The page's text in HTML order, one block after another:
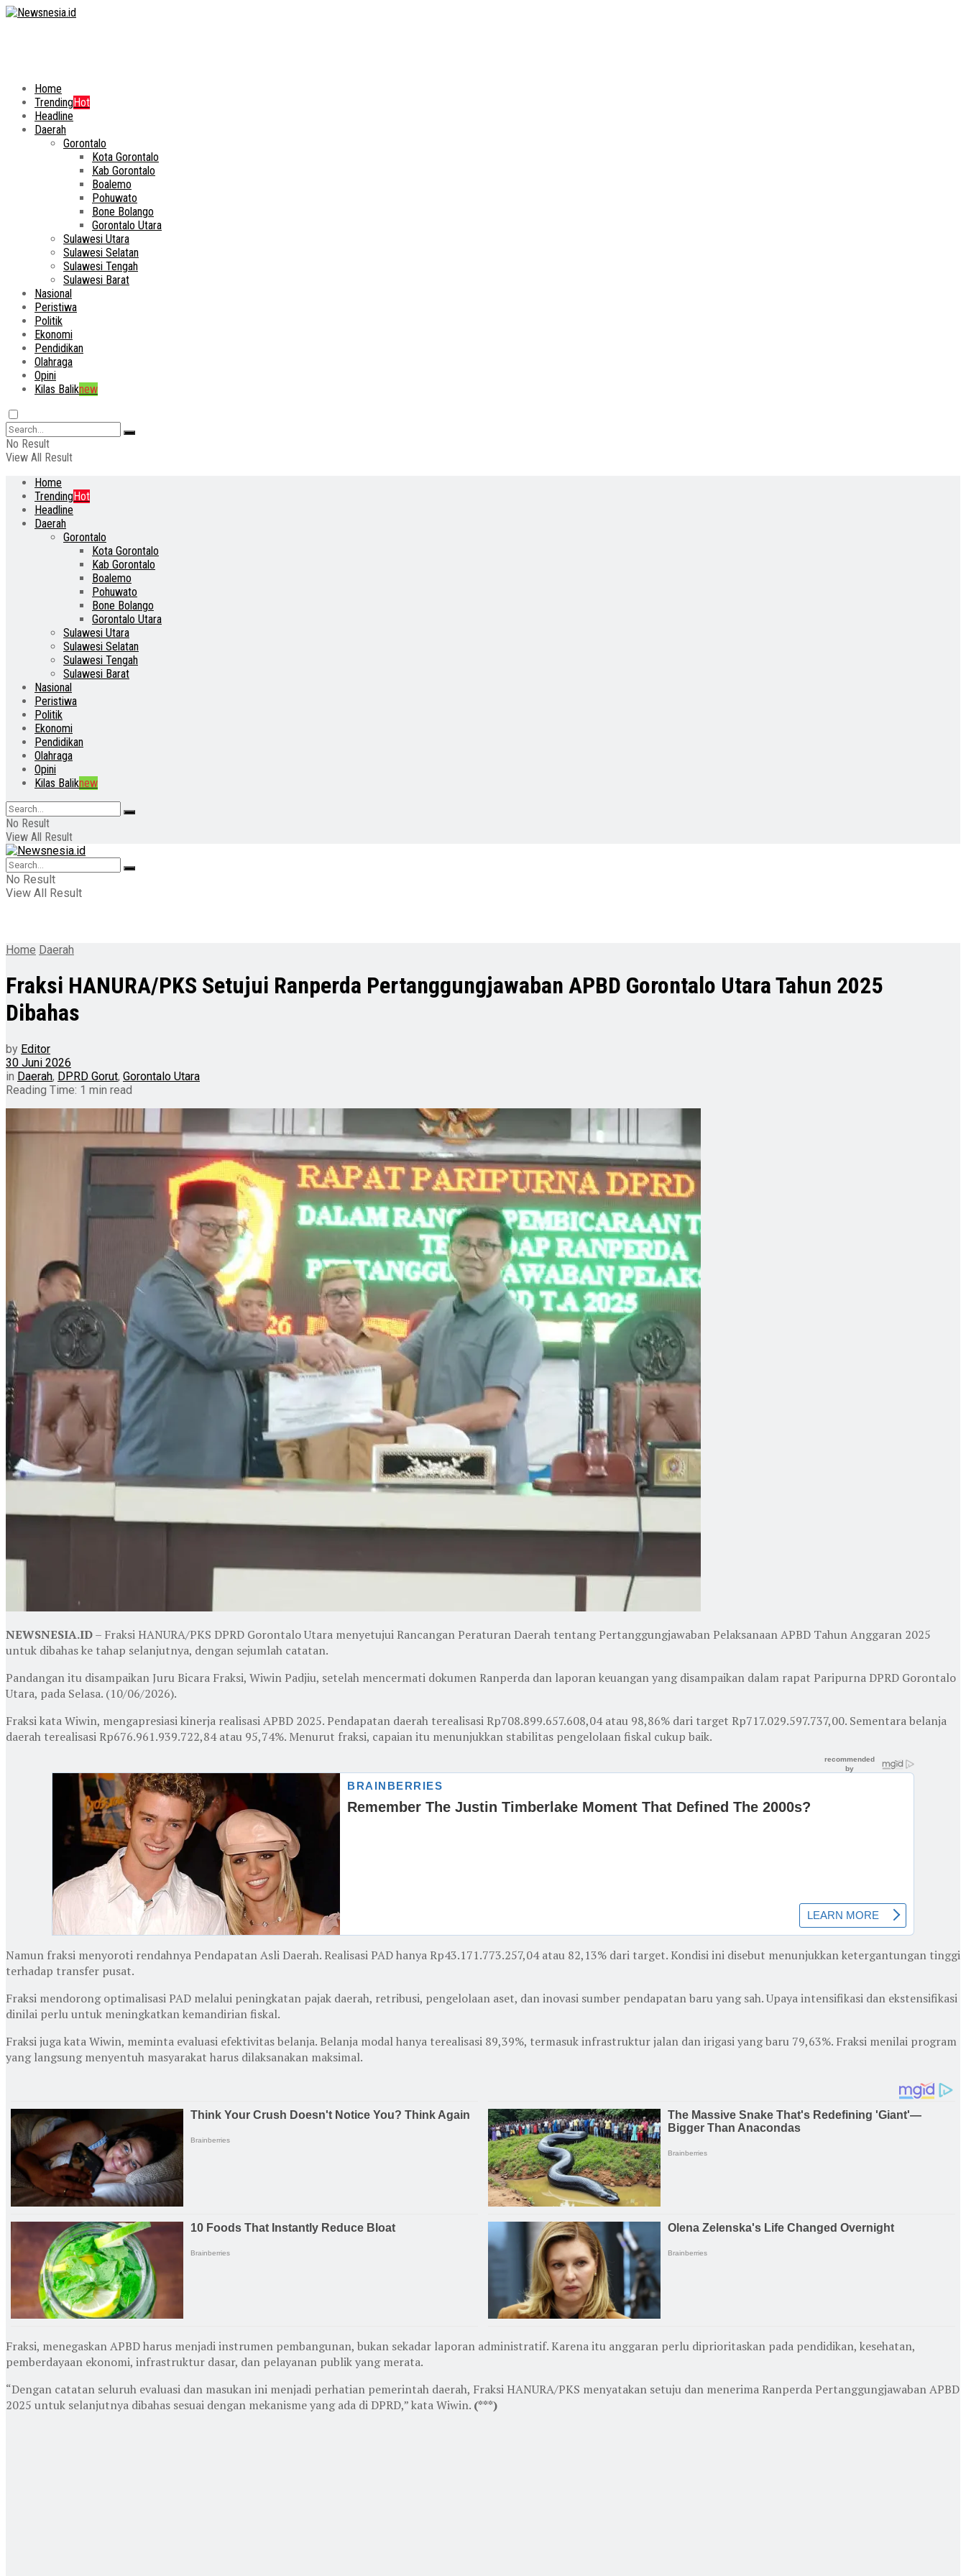
Home
TrendingHot
Headline
Daerah
Gorontalo
Kota Gorontalo
Kab Gorontalo
Boalemo
Pohuwato
Bone Bolango
Gorontalo Utara
Sulawesi Utara
Sulawesi Selatan
Sulawesi Tengah
Sulawesi Barat
Nasional
Peristiwa
Politik
Ekonomi
Pendidikan
Olahraga
Opini
Kilas Baliknew
No Result
View All Result
Home
TrendingHot
Headline
Daerah
Gorontalo
Kota Gorontalo
Kab Gorontalo
Boalemo
Pohuwato
Bone Bolango
Gorontalo Utara
Sulawesi Utara
Sulawesi Selatan
Sulawesi Tengah
Sulawesi Barat
Nasional
Peristiwa
Politik
Ekonomi
Pendidikan
Olahraga
Opini
Kilas Baliknew
No Result
View All Result
No Result
View All Result
Home Daerah
Fraksi HANURA/PKS Setujui Ranperda Pertanggungjawaban APBD Gorontalo Utara Tahun 2025
Dibahas
by Editor
30 Juni 2026
in Daerah, DPRD Gorut, Gorontalo Utara
Reading Time: 1 min read
NEWSNESIA.ID– Fraksi HANURA/PKS DPRD Gorontalo Utara menyetujui Rancangan Peraturan Daerah tentang Pertanggungjawaban Pelaksanaan APBD Tahun Anggaran 2025
untuk dibahas ke tahap selanjutnya, dengan sejumlah catatan.
Pandangan itu disampaikan Juru Bicara Fraksi, Wiwin Padjiu, setelah mencermati dokumen Ranperda dan laporan keuangan yang disampaikan dalam rapat Paripurna DPRD Gorontalo
Utara, pada Selasa. (10/06/2026).
Fraksi kata Wiwin, mengapresiasi kinerja realisasi APBD 2025. Pendapatan daerah terealisasi Rp708.899.657.608,04 atau 98,86% dari target Rp717.029.597.737,00. Sementara belanja
daerah terealisasi Rp676.961.939.722,84 atau 95,74%. Menurut fraksi, capaian itu menunjukkan stabilitas pengelolaan fiskal cukup baik.
Namun fraksi menyoroti rendahnya Pendapatan Asli Daerah. Realisasi PAD hanya Rp43.171.773.257,04 atau 82,13% dari target. Kondisi ini disebut menunjukkan ketergantungan tinggi
terhadap transfer pusat.
Fraksi mendorong optimalisasi PAD melalui peningkatan pajak daerah, retribusi, pengelolaan aset, dan inovasi sumber pendapatan baru yang sah. Upaya intensifikasi dan ekstensifikasi
dinilai perlu untuk meningkatkan kemandirian fiskal.
Fraksi juga kata Wiwin, meminta evaluasi efektivitas belanja. Belanja modal hanya terealisasi 89,39%, termasuk infrastruktur jalan dan irigasi yang baru 79,63%. Fraksi menilai program
yang langsung menyentuh masyarakat harus dilaksanakan maksimal.
Fraksi, menegaskan APBD harus menjadi instrumen pembangunan, bukan sekadar laporan administratif. Karena itu anggaran perlu diprioritaskan pada pendidikan, kesehatan,
pemberdayaan ekonomi, infrastruktur dasar, dan pelayanan publik yang merata.
“Dengan catatan seluruh evaluasi dan masukan ini menjadi perhatian pemerintah daerah, Fraksi HANURA/PKS menyatakan setuju dan menerima Ranperda Pertanggungjawaban APBD
2025 untuk selanjutnya dibahas sesuai dengan mekanisme yang ada di DPRD,” kata Wiwin. (***)